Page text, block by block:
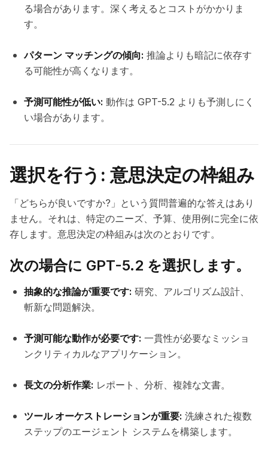
る場合があります。深く考えるとコストがかかりま
す。
パターン マッチングの傾向: 推論よりも暗記に依存す
る可能性が高くなります。
予測可能性が低い: 動作は GPT-5.2 よりも予測しにく
い場合があります。
選択を行う: 意思決定の枠組み
「どちらが良いですか?」という質問普遍的な答えはあり
ません。それは、特定のニーズ、予算、使用例に完全に依
存します。意思決定の枠組みは次のとおりです。
次の場合に GPT-5.2 を選択します。
抽象的な推論が重要です: 研究、アルゴリズム設計、
斬新な問題解決。
予測可能な動作が必要です: 一貫性が必要なミッショ
ンクリティカルなアプリケーション。
長文の分析作業: レポート、分析、複雑な文書。
ツール オーケストレーションが重要: 洗練された複数
ステップのエージェント システムを構築します。